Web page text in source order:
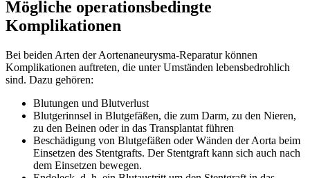
Mögliche operationsbedingte
Komplikationen
Bei beiden Arten der Aortenaneurysma-Reparatur können
Komplikationen auftreten, die unter Umständen lebensbedrohlich
sind. Dazu gehören:
Blutungen und Blutverlust
Blutgerinnsel in Blutgefäßen, die zum Darm, zu den Nieren,
zu den Beinen oder in das Transplantat führen
Beschädigung von Blutgefäßen oder Wänden der Aorta beim
Einsetzen des Stentgrafts. Der Stentgraft kann sich auch nach
dem Einsetzen bewegen.